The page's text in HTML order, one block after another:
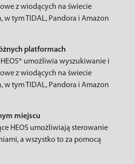
z wiodących na świecie
w tym TIDAL, Pandora i Amazon
platformach
umożliwia wyszukiwanie i
z wiodących na świecie
w tym TIDAL, Pandora i Amazon
miejscu
HEOS umożliwiają sterowanie
a wszystko to za pomocą